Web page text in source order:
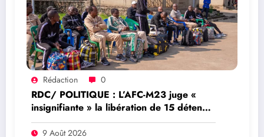
Rédaction 0
RDC/ POLITIQUE : L’AFC-M23 juge «
insignifiante » la libération de 15 détenus
par Kinshasa
9 Août 2026